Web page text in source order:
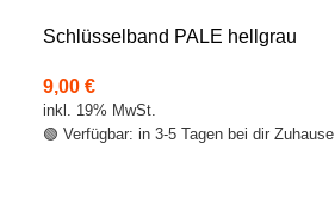
Schlüsselband PALE hellgrau
9,00 €
inkl. 19% MwSt.
🟢 Verfügbar: in 3-5 Tagen bei dir Zuhause